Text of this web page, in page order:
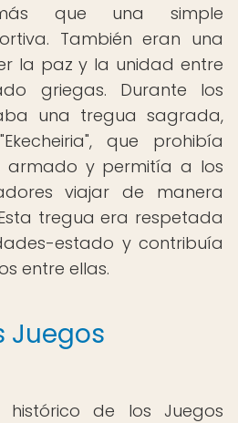
que una simple
También eran una
la paz y la unidad entre
griegas. Durante los
una tregua sagrada,
que prohibía
armado y permitía a los
viajar de manera
tregua era respetada
estado y contribuía
entre ellas.
Juegos
histórico de los Juegos